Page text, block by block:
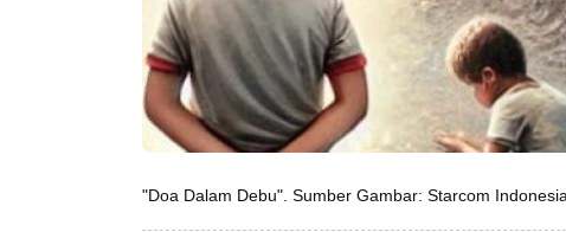
"Doa Dalam Debu". Sumber Gambar: Starcom